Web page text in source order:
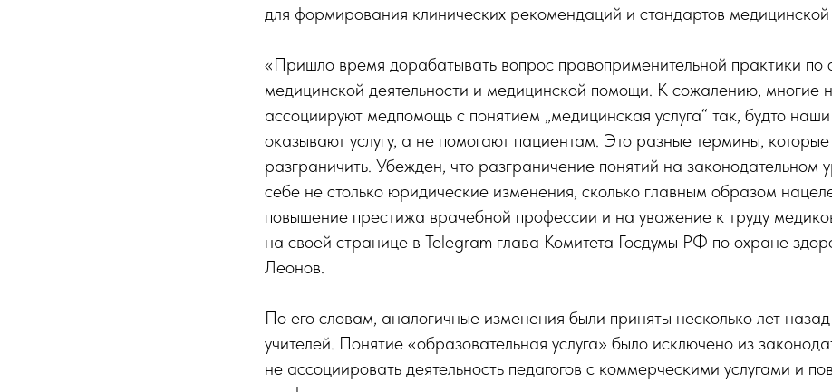
для формирования клинических рекомендаций и стандартов
«Пришло время дорабатывать вопрос правоприменительной практики по
медицинской деятельности и медицинской помощи. К сожалению, многие
ассоциируют медпомощь с понятием „медицинская услуга“ так, будто
оказывают услугу, а не помогают пациентам. Это разные термины,
разграничить. Убежден, что разграничение понятий на законодательном
себе не столько юридические изменения, сколько главным образом
повышение престижа врачебной профессии и на уважение к труду
на своей странице в Telegram глава Комитета Госдумы РФ по охране
Леонов.
По его словам, аналогичные изменения были приняты несколько лет
учителей. Понятие «образовательная услуга» было исключено из
не ассоциировать деятельность педагогов с коммерческими услугами и